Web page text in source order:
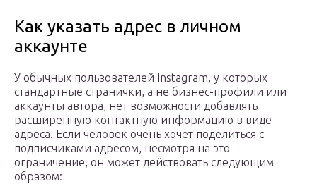
Как указать адрес в личном
аккаунте
У обычных пользователей Instagram, у которых
стандартные странички, а не бизнес-профили или
аккаунты автора, нет возможности добавлять
расширенную контактную информацию в виде
адреса. Если человек очень хочет поделиться с
подписчиками адресом, несмотря на это
ограничение, он может действовать следующим
образом: